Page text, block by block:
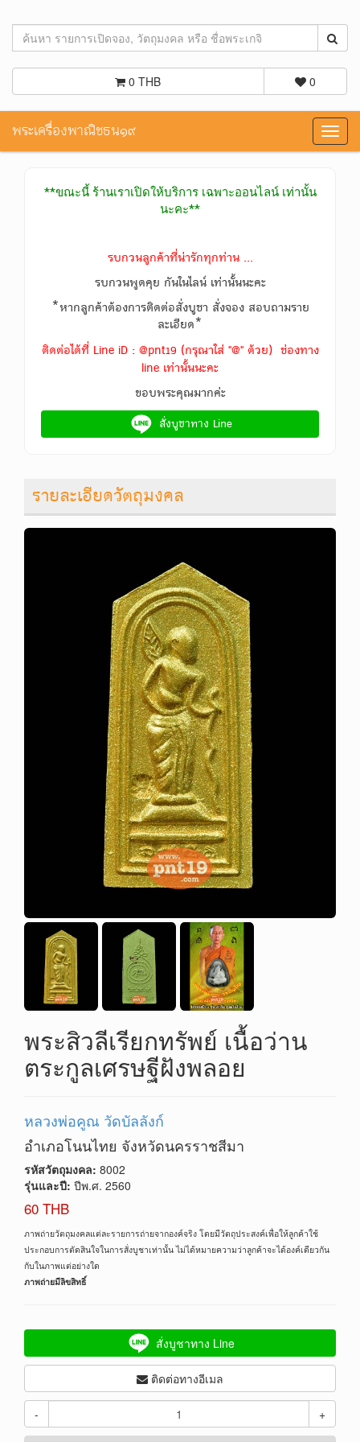
0 THB 0
พระเครื่องพาณิชธน๑๙
**ขณะนี้ ร้านเราเปิดให้บริการ เฉพาะออนไลน์ เท่านั้น
นะคะ**
รบกวนลูกค้าที่น่ารักทุกท่าน ...
รบกวนพูดคุย กันในไลน์ เท่านั้นนะคะ
*หากลูกค้าต้องการติดต่อสั่งบูชา สั่งจอง สอบถามราย
ละเอียด*
ติดต่อได้ที่ Line iD : @pnt19 (กรุณาใส่ "@" ด้วย) ช่องทาง
line เท่านั้นนะคะ
ขอบพระคุณมากค่ะ
สั่งบูชาทาง Line
รายละเอียดวัตถุมงคล
พระสิวลีเรียกทรัพย์ เนื้อว่าน
ตระกูลเศรษฐีฝังพลอย
หลวงพ่อคูณ วัดบัลลังก์
อำเภอโนนไทย จังหวัดนครราชสีมา
รหัสวัตถุมงคล: 8002
รุ่นและปี: ปีพ.ศ. 2560
60 THB
ภาพถ่ายวัตถุมงคลแต่ละรายการถ่ายจากองค์จริง โดยมีวัตถุประสงค์เพื่อให้ลูกค้าใช้
ประกอบการตัดสินใจในการสั่งบูชาเท่านั้น ไม่ได้หมายความว่าลูกค้าจะได้องค์เดียวกัน
กับในภาพแต่อย่างใด
ภาพถ่ายมีลิขสิทธิ์
สั่งบูชาทาง Line
ติดต่อทางอีเมล
- +